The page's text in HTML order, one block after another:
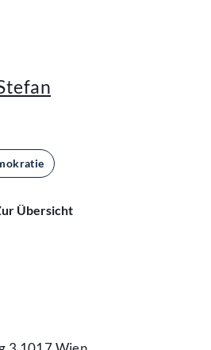
Übersicht